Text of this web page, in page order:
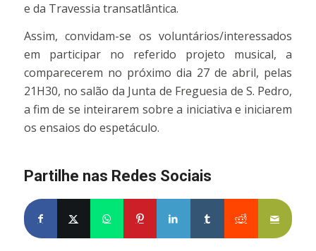
e da Travessia transatlântica.
Assim, convidam-se os voluntários/interessados
em participar no referido projeto musical, a
comparecerem no próximo dia 27 de abril, pelas
21H30, no salão da Junta de Freguesia de S. Pedro,
a fim de se inteirarem sobre a iniciativa e iniciarem
os ensaios do espetáculo.
Partilhe nas Redes Sociais